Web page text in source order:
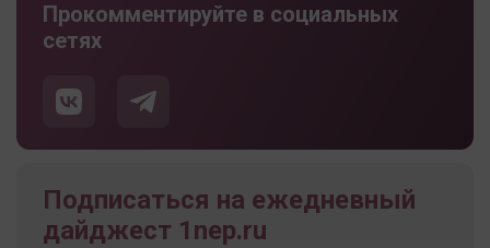
Прокомментируйте в социальных
сетях
Подписаться на ежедневный
дайджест 1nep.ru